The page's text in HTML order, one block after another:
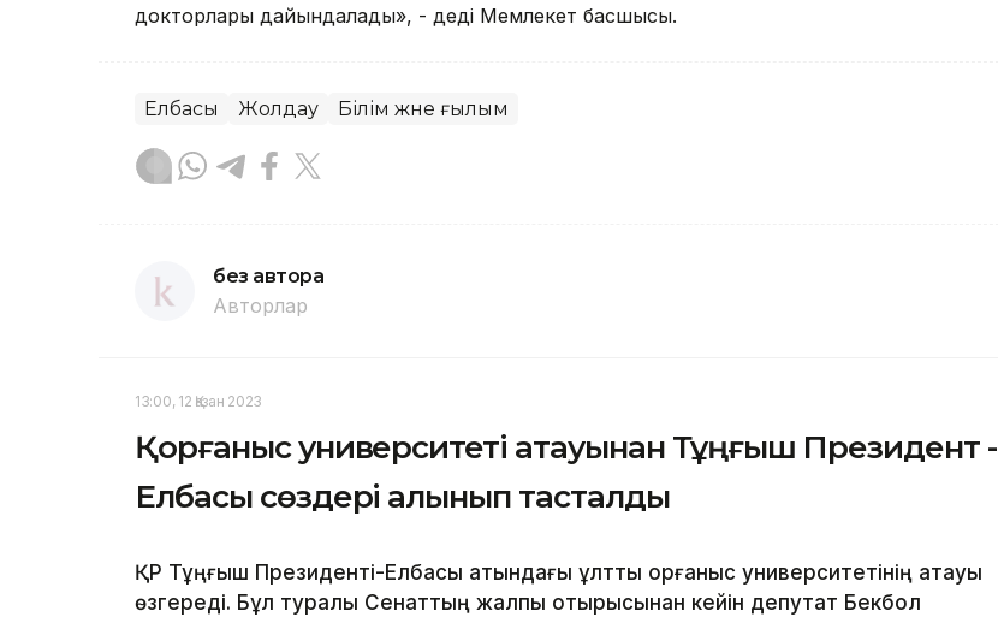
докторлары дайындалады», - деді Мемлекет басшысы.
Елбасы Жолдау Білім және ғылым
без автора
Авторлар
13:00, 12 Қазан 2023
Қорғаныс университеті атауынан Тұңғыш Президент -
Елбасы сөздері алынып тасталды
ҚР Тұңғыш Президенті-Елбасы атындағы ұлттық қорғаныс университетінің атауы
өзгереді. Бұл туралы Сенаттың жалпы отырысынан кейін депутат Бекбол